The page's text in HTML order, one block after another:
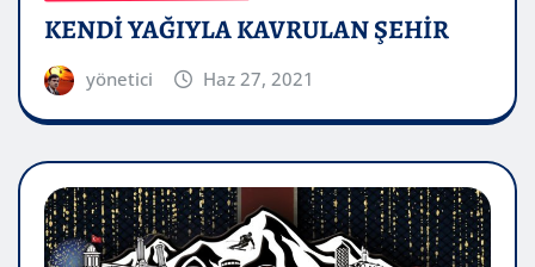
KENDİ YAĞIYLA KAVRULAN ŞEHİR
yönetici Haz 27, 2021